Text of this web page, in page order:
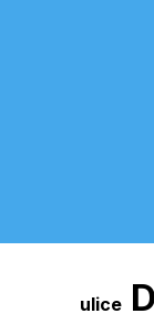
ulice